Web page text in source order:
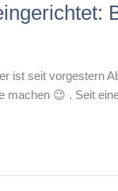
ist seit vorgestern
😉 . Seit